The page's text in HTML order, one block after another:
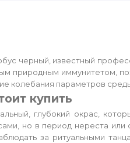
черный, известный
природным иммунитетом,
колебания параметров
купить
глубокий окрас,
но в период нереста
за ритуальными